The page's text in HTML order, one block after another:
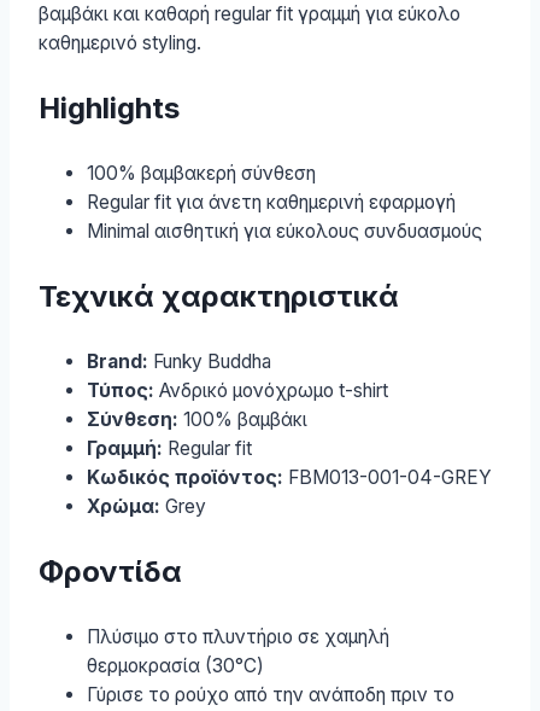
βαμβάκι και καθαρή regular fit γραμμή για εύκολο
καθημερινό styling.
Highlights
100% βαμβακερή σύνθεση
Regular fit για άνετη καθημερινή εφαρμογή
Minimal αισθητική για εύκολους συνδυασμούς
Τεχνικά χαρακτηριστικά
Brand: Funky Buddha
Τύπος: Ανδρικό μονόχρωμο t-shirt
Σύνθεση: 100% βαμβάκι
Γραμμή: Regular fit
Κωδικός προϊόντος: FBM013-001-04-GREY
Χρώμα: Grey
Φροντίδα
Πλύσιμο στο πλυντήριο σε χαμηλή
θερμοκρασία (30°C)
Γύρισε το ρούχο από την ανάποδη πριν το